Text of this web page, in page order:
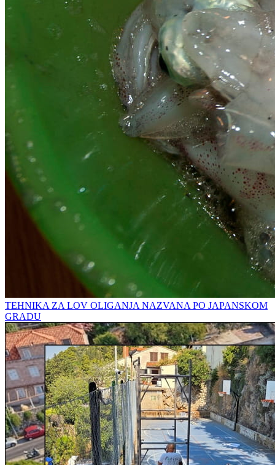
TEHNIKA ZA LOV OLIGANJA NAZVANA PO JAPANSKOM
GRADU